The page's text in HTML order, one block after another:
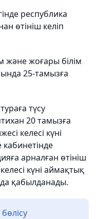
республика
өтініш келіп
және жоғары білім
25-тамызға
түсу
20 тамызға
келесі күні
кабинетінде
арналған өтініш
күні аймақтық
қабылданады.